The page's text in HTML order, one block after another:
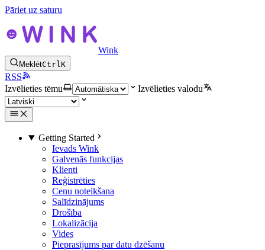
Pāriet uz saturu
Wink
MeklētCtrlK
RSS
Izvēlieties tēmu
Izvēlieties valodu
Getting Started
Ievads Wink
Galvenās funkcijas
Klienti
Reģistrēties
Cenu noteikšana
Salīdzinājums
Drošība
Lokalizācija
Vides
Pieprasījums par datu dzēšanu